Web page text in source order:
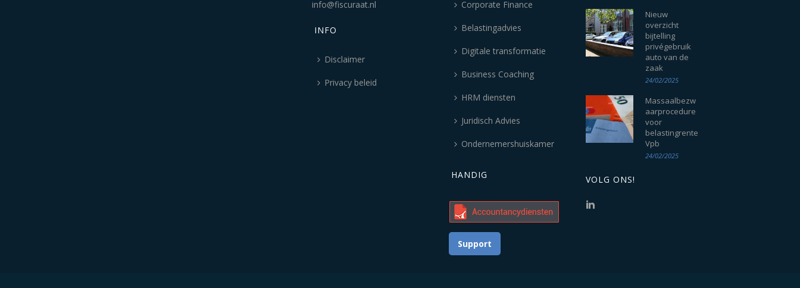
info@fiscuraat.nl
INFO
Disclaimer
Privacy beleid
Corporate Finance
Belastingadvies
Digitale transformatie
Business Coaching
HRM diensten
Juridisch Advies
Ondernemershuiskamer
HANDIG
Support
Nieuw
overzicht
bijtelling
privégebruik
auto van de
zaak
24/02/2025
Massaalbezw
aarprocedure
voor
belastingrente
Vpb
24/02/2025
VOLG ONS!